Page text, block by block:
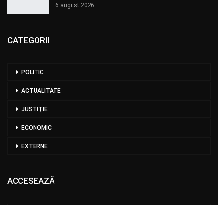
6 august 2026
CATEGORII
POLITIC
ACTUALITATE
JUSTIȚIE
ECONOMIC
EXTERNE
ACCESEAZĂ